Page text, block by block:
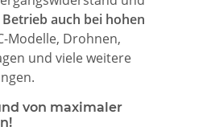
auch bei hohen
Modelle, Drohnen,
und viele weitere
von maximaler